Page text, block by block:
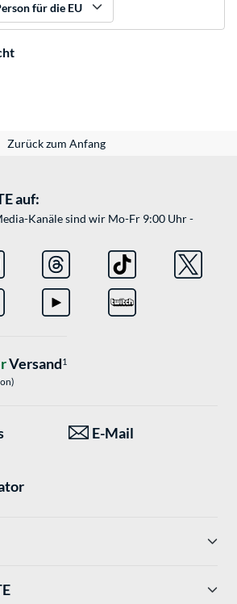
für die EU
Zurück zum Anfang
auf:
Kanäle sind wir Mo-Fr 9:00 Uhr -
Versand1
E-Mail